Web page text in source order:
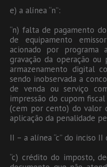
e) a alínea “n”:
“n) falta de pagamento
de equipamento
acionado por programa
gravação da operação
armazenamento digital
sendo inobservada a
de venda ou serviço
impressão do cupom
(cem por cento) do valor
aplicação da penalidade
II – a alínea “c” do inciso
“c) crédito do imposto,